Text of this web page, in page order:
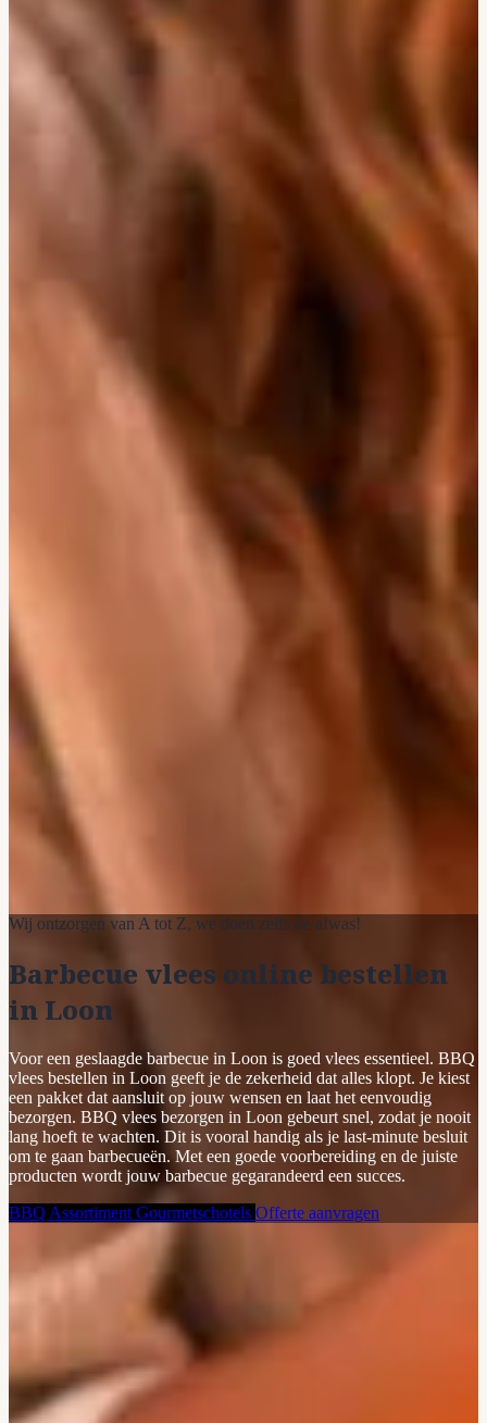
Wij ontzorgen van A tot Z, we doen zelfs de afwas!
Barbecue vlees online bestellen
in Loon
Voor een geslaagde barbecue in Loon is goed vlees essentieel. BBQ
vlees bestellen in Loon geeft je de zekerheid dat alles klopt. Je kiest
een pakket dat aansluit op jouw wensen en laat het eenvoudig
bezorgen. BBQ vlees bezorgen in Loon gebeurt snel, zodat je nooit
lang hoeft te wachten. Dit is vooral handig als je last-minute besluit
om te gaan barbecueën. Met een goede voorbereiding en de juiste
producten wordt jouw barbecue gegarandeerd een succes.
BBQ Assortiment Gourmetschotels Offerte aanvragen